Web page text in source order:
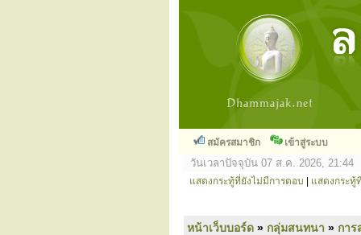
สมัครสมาชิก เข้าสู่ระบบ
วันเวลาปัจจุบัน 07 ส.ค. 2026, 21:44
แสดงกระทู้ที่ยังไม่มีการตอบ แสดงกระทู้
หน้าเว็บบอร์ด » กลุ่มสนทนา » กา